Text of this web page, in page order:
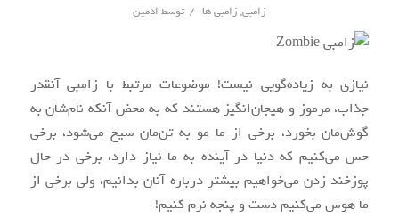
زامبی, زامبی ها / توسط ادمین
نیازی به زیاده‌گویی نیست! موضوعات مرتبط با زامبی آنقدر
جذاب، مرموز و هیجان‌انگیز هستند که به محض آنکه نام‌شان به
گوش‌مان بخورد، برخی از ما مو به تن‌مان سیخ می‌شود، برخی
حس می‌کنیم که دنیا در آینده به ما نیاز دارد، برخی در حال
پوزخند زدن می‌خواهیم بیشتر درباره آنان بدانیم، ولی برخی از
ما هوس می‌کنیم دست و پنجه نرم کنیم!